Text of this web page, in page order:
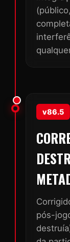
v86.5
pós-